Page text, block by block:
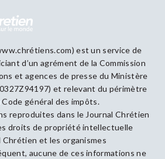
est un service de
d’un agrément de la Commission
et agences de presse du Ministère
et relevant du périmètre
général des impôts.
reproduites dans le Journal Chrétien
droits de propriété intellectuelle
et les organismes
aucune de ces informations ne